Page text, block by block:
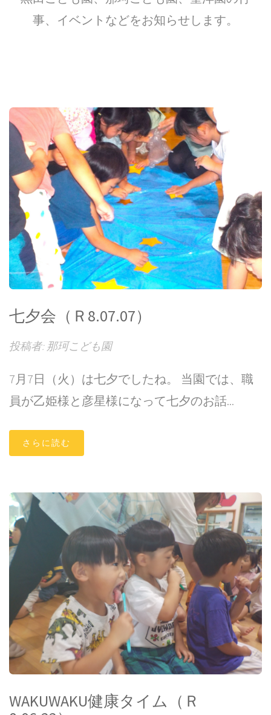
事、イベントなどをお知らせします。
七夕会（Ｒ8.07.07）
投稿者: 那珂こども園
7月7日（火）は七夕でしたね。 当園では、職
員が乙姫様と彦星様になって七夕のお話...
さらに読む
WAKUWAKU健康タイム（Ｒ